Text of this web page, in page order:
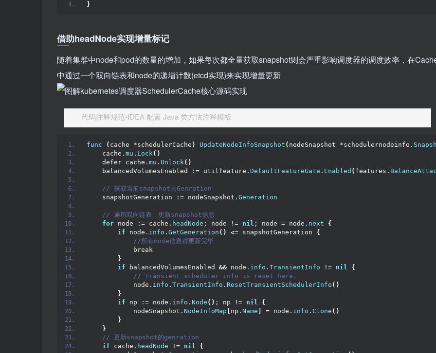
}
借助headNode实现增量标记
随着集群中node和pod的数量的增加，如果每次都全量获取snapshot则会严重影响调度器的调度效率，在
中通过一个双向链表和node的递增计数(etcd实现)来实现增量更新
代码注释规范-IDEA 配置 Java 类方法注释模板
func ( cache *schedulerCache ) UpdateNodeInfoSnapshot ( nodeSnapshot *schedulernodeinfo.
    cache.
mu . Lock()
    defer cache.
mu . Unlock()
    balancedVolumesEnabled := utilfeature.
DefaultFeatureGate . Enabled ( features.
// 获取当前snapshot的Genration
    snapshotGeneration := nodeSnapshot.
Generation
// 遍历双向链表，更新snapshot信息
for node := cache. headNode ; node != nil ; node = node. next
{
if node. info . GetGeneration () <= snapshotGeneration {
//所有node信息都更新完毕
            break
}
if balancedVolumesEnabled && node. info . TransientInfo != nil
{
// Transient scheduler info is reset here.
            node.
info . TransientInfo . ResetTransientSchedulerInfo ()
}
if np := node. info . Node () ; np != nil
{
            nodeSnapshot.
NodeInfoMap np. Name = node. info . Clone ()
}
}
// 更新snapshot的genration
if cache. headNode != nil
{